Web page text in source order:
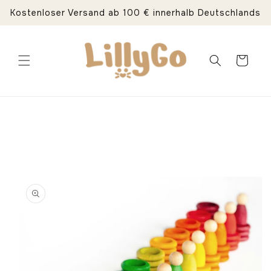
zum
Inhalt
Kostenloser Versand ab 100 € innerhalb Deutschlands
Warenkorb